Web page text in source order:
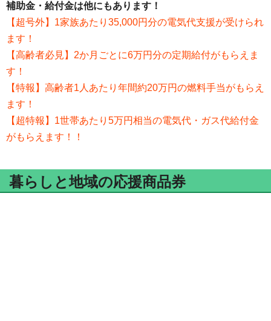
補助金・給付金は他にもあります！
【超号外】1家族あたり35,000円分の電気代支援が受けられ
ます！
【高齢者必見】2か月ごとに6万円分の定期給付がもらえま
す！
【特報】高齢者1人あたり年間約20万円の燃料手当がもらえ
ます！
【超特報】1世帯あたり5万円相当の電気代・ガス代給付金
がもらえます！！
暮らしと地域の応援商品券